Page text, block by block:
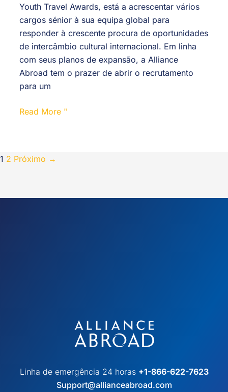
Youth Travel Awards, está a acrescentar vários
cargos sénior à sua equipa global para
responder à crescente procura de oportunidades
de intercâmbio cultural internacional. Em linha
com seus planos de expansão, a Alliance
Abroad tem o prazer de abrir o recrutamento
para um
Read More "
1 2 Próximo →
Linha de emergência 24 horas +1-866-622-7623
Support@allianceabroad.com